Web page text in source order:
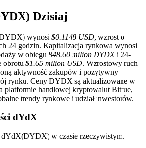
na USDTDzisiaj
wynosi $0.1148 USD, wzrost o
24 godzin. Kapitalizacja rynkowa wynosi
w obiegu 848.60 milion DYDXi 24-
obrotu $1.65 milion USD. Wzrostowy ruch
aktywność zakupów i pozytywny
rynku. Ceny DYDX są aktualizowane w
platformie handlowej kryptowalut Bitrue,
trendy rynkowe i udział inwestorów.
dYdX
dYdX(DYDX) w czasie rzeczywistym.